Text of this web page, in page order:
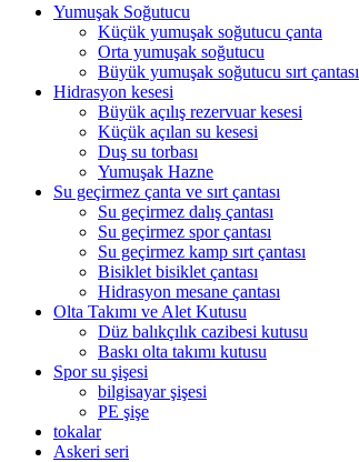
Yumuşak Soğutucu
Küçük yumuşak soğutucu çanta
Orta yumuşak soğutucu
Büyük yumuşak soğutucu sırt çantası
Hidrasyon kesesi
Büyük açılış rezervuar kesesi
Küçük açılan su kesesi
Duş su torbası
Yumuşak Hazne
Su geçirmez çanta ve sırt çantası
Su geçirmez dalış çantası
Su geçirmez spor çantası
Su geçirmez kamp sırt çantası
Bisiklet bisiklet çantası
Hidrasyon mesane çantası
Olta Takımı ve Alet Kutusu
Düz balıkçılık cazibesi kutusu
Baskı olta takımı kutusu
Spor su şişesi
bilgisayar şişesi
PE şişe
tokalar
Askeri seri